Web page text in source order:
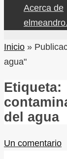
contenido
Acerca de
Inicio »
agua"
Etiqueta:
del agua
Un comentario